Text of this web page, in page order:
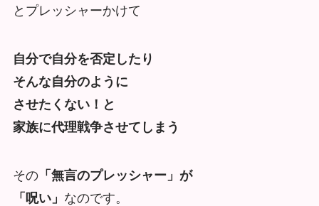
とプレッシャーかけて
自分で自分を否定したり
そんな自分のように
させたくない！と
家族に代理戦争させてしまう
その「無言のプレッシャー」が
「呪い」 なのです。